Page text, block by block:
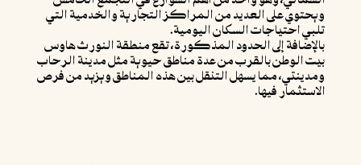
ويحتوي على العديد من المراكز التجارية والخدمية التي
تلبي احتياجات السكان اليومية.
بالإضافة إلى الحدود المذكورة، تقع منطقة النورث هاوس
بيت الوطن بالقرب من عدة مناطق حيوية مثل مدينة الرحاب
ومدينتي، مما يسهل التنقل بين هذه المناطق ويزيد من فرص
الاستثمار فيها.